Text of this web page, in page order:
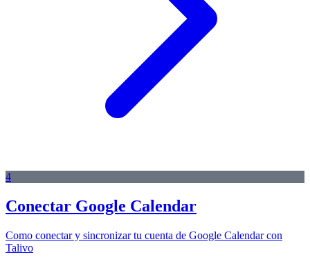
4
Conectar Google Calendar
Como conectar y sincronizar tu cuenta de Google Calendar con
Talivo